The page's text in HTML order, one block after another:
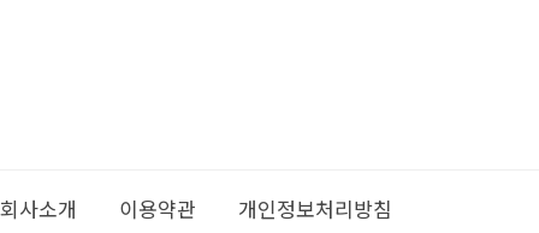
회사소개 이용약관 개인정보처리방침